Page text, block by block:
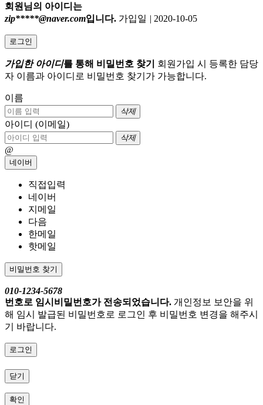
회원님의 아이디는
zip*****@naver.com입니다. 가입일 | 2020-10-05
로그인
가입한 아이디를 통해 비밀번호 찾기
회원가입 시 등록한 담당
자 이름과 아이디로 비밀번호 찾기가 가능합니다.
이름
삭제
아이디 (이메일)
삭제
@
네이버
직접입력
네이버
지메일
다음
한메일
핫메일
비밀번호 찾기
010-1234-5678
번호로 임시비밀번호가 전송되었습니다. 개인정보 보안을 위
해 임시 발급된 비밀번호로 로그인 후 비밀번호 변경을 해주시
기 바랍니다.
로그인
닫기
확인